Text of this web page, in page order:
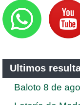
Ultimos
Baloto 8 de